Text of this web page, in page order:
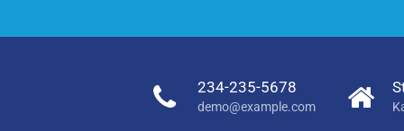
234-235-5678
demo@example.com